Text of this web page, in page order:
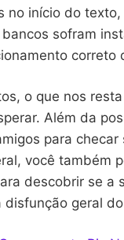
no início do
sofram
correto
o que nos
Além da
para checar
você também
descobrir se a
geral